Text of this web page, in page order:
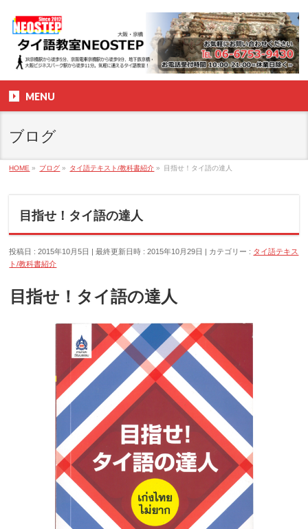
MENU
ブログ
HOME » ブログ » タイ語テキスト/教科書紹介 » 目指せ！タイ語の達人
目指せ！タイ語の達人
投稿日 : 2015年10月5日 最終更新日時 : 2015年10月29日 カテゴリー : タイ語テキス
ト/教科書紹介
目指せ！タイ語の達人